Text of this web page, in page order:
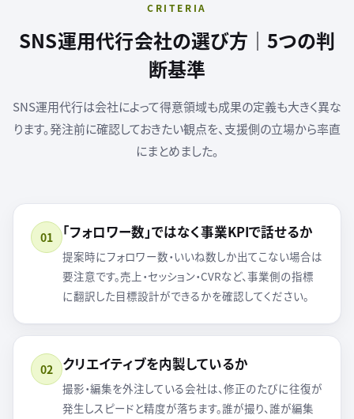
CRITERIA
SNS運用代行会社の選び方｜5つの判
断基準
SNS運用代行は会社によって得意領域も成果の定義も大きく異な
ります。発注前に確認しておきたい観点を、支援側の立場から率直
にまとめました。
01 「フォロワー数」ではなく事業KPIで話せるか
提案時にフォロワー数・いいね数しか出てこない場合は
要注意です。売上・セッション・CVRなど、事業側の指標
に翻訳した目標設計ができるかを確認してください。
02 クリエイティブを内製しているか
撮影・編集を外注している会社は、修正のたびに往復が
発生しスピードと精度が落ちます。誰が撮り、誰が編集